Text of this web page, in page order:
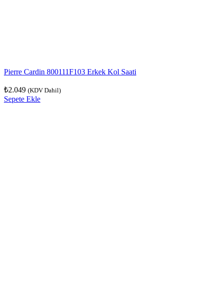
Pierre Cardin 800111F103 Erkek Kol Saati
₺2.049 (KDV Dahil)
Sepete Ekle